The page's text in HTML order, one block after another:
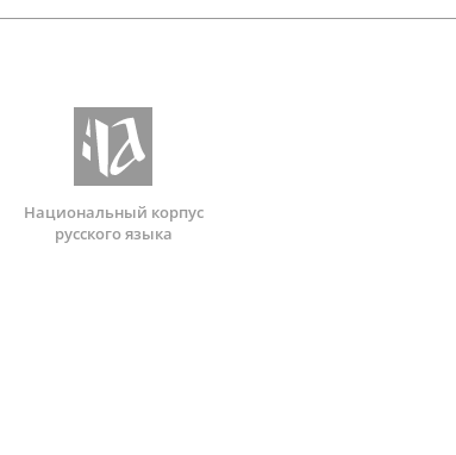
Национальный корпус
русского языка